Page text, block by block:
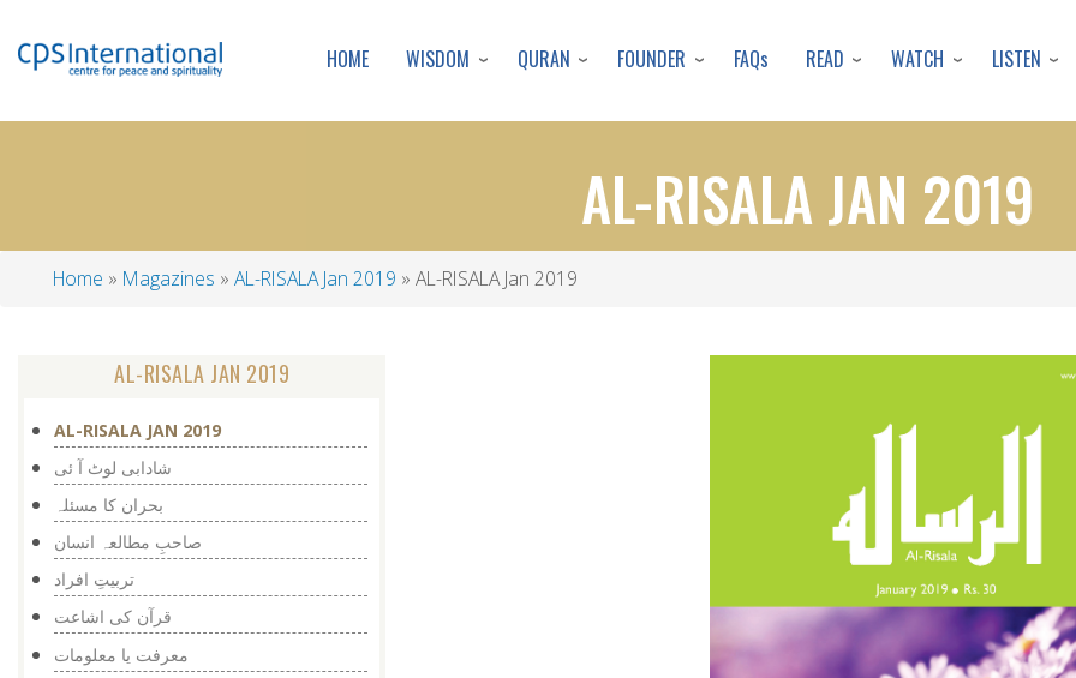
to
content
HOME WISDOM QURAN FOUNDER FAQs READ WATCH LISTEN
AL-RISALA JAN 2019
Breadcrumb
Home Magazines AL-RISALA Jan 2019 AL-RISALA Jan 2019
AL-RISALA JAN 2019
AL-RISALA JAN 2019
شادابی لوٹ آ ئی
بحران کا مسئلہ
صاحبِ مطالعہ انسان
تربیتِ افراد
قرآن کی اشاعت
معرفت یا معلومات